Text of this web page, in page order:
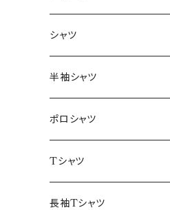
～44/S
46/M
48/L
50/XL～
シャツ
～44/S
46/M
48/L
50/XL～
半袖シャツ
～44/S
46/M
48/L
ポロシャツ
～44/S
46/M
Tシャツ
～44/S
長袖Tシャツ